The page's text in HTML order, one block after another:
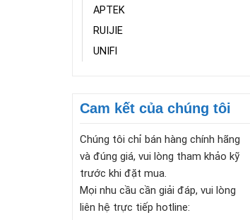
APTEK
RUIJIE
UNIFI
Cam kết của chúng tôi
Chúng tôi chỉ bán hàng chính hãng
và đúng giá, vui lòng tham khảo kỹ
trước khi đặt mua.
Mọi nhu cầu cần giải đáp, vui lòng
liên hệ trực tiếp hotline: